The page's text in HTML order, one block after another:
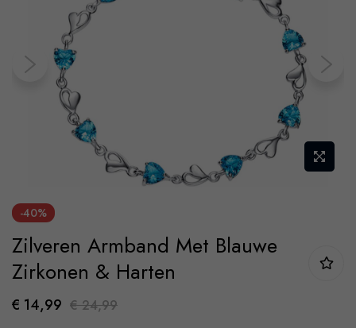
gallery
to
the
beginning
the
-40%
Zilveren Armband Met Blauwe
Zirkonen & Harten
€ 14,99 € 24,99